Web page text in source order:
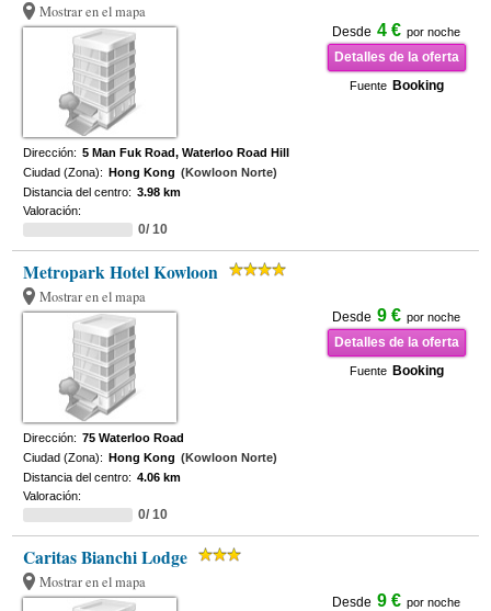
Mostrar en el mapa
Desde 4 € por noche
Detalles de la oferta
Fuente Booking
Dirección: 5 Man Fuk Road, Waterloo Road Hill
Ciudad (Zona): Hong Kong (Kowloon Norte)
Distancia del centro: 3.98 km
Valoración:
0/ 10
Metropark Hotel Kowloon
Mostrar en el mapa
Desde 9 € por noche
Detalles de la oferta
Fuente Booking
Dirección: 75 Waterloo Road
Ciudad (Zona): Hong Kong (Kowloon Norte)
Distancia del centro: 4.06 km
Valoración:
0/ 10
Caritas Bianchi Lodge
Mostrar en el mapa
Desde 9 € por noche